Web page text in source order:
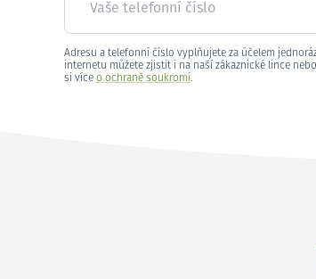
Vaše telefonní číslo
Adresu a telefonní číslo vyplňujete za účelem
internetu můžete zjistit i na naší zákaznické lince
si více o ochraně soukromí.